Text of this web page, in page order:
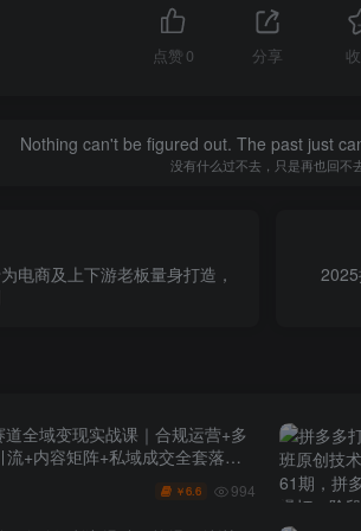
点赞 0 分享
Nothing can't be figured out. The past just
没有什么过不去，只是再也回不
电商及上下游老板量身打造，
道全域变现实战课｜合规运营+多
流+内容矩阵+私域成交全套落地
￥6.6 994